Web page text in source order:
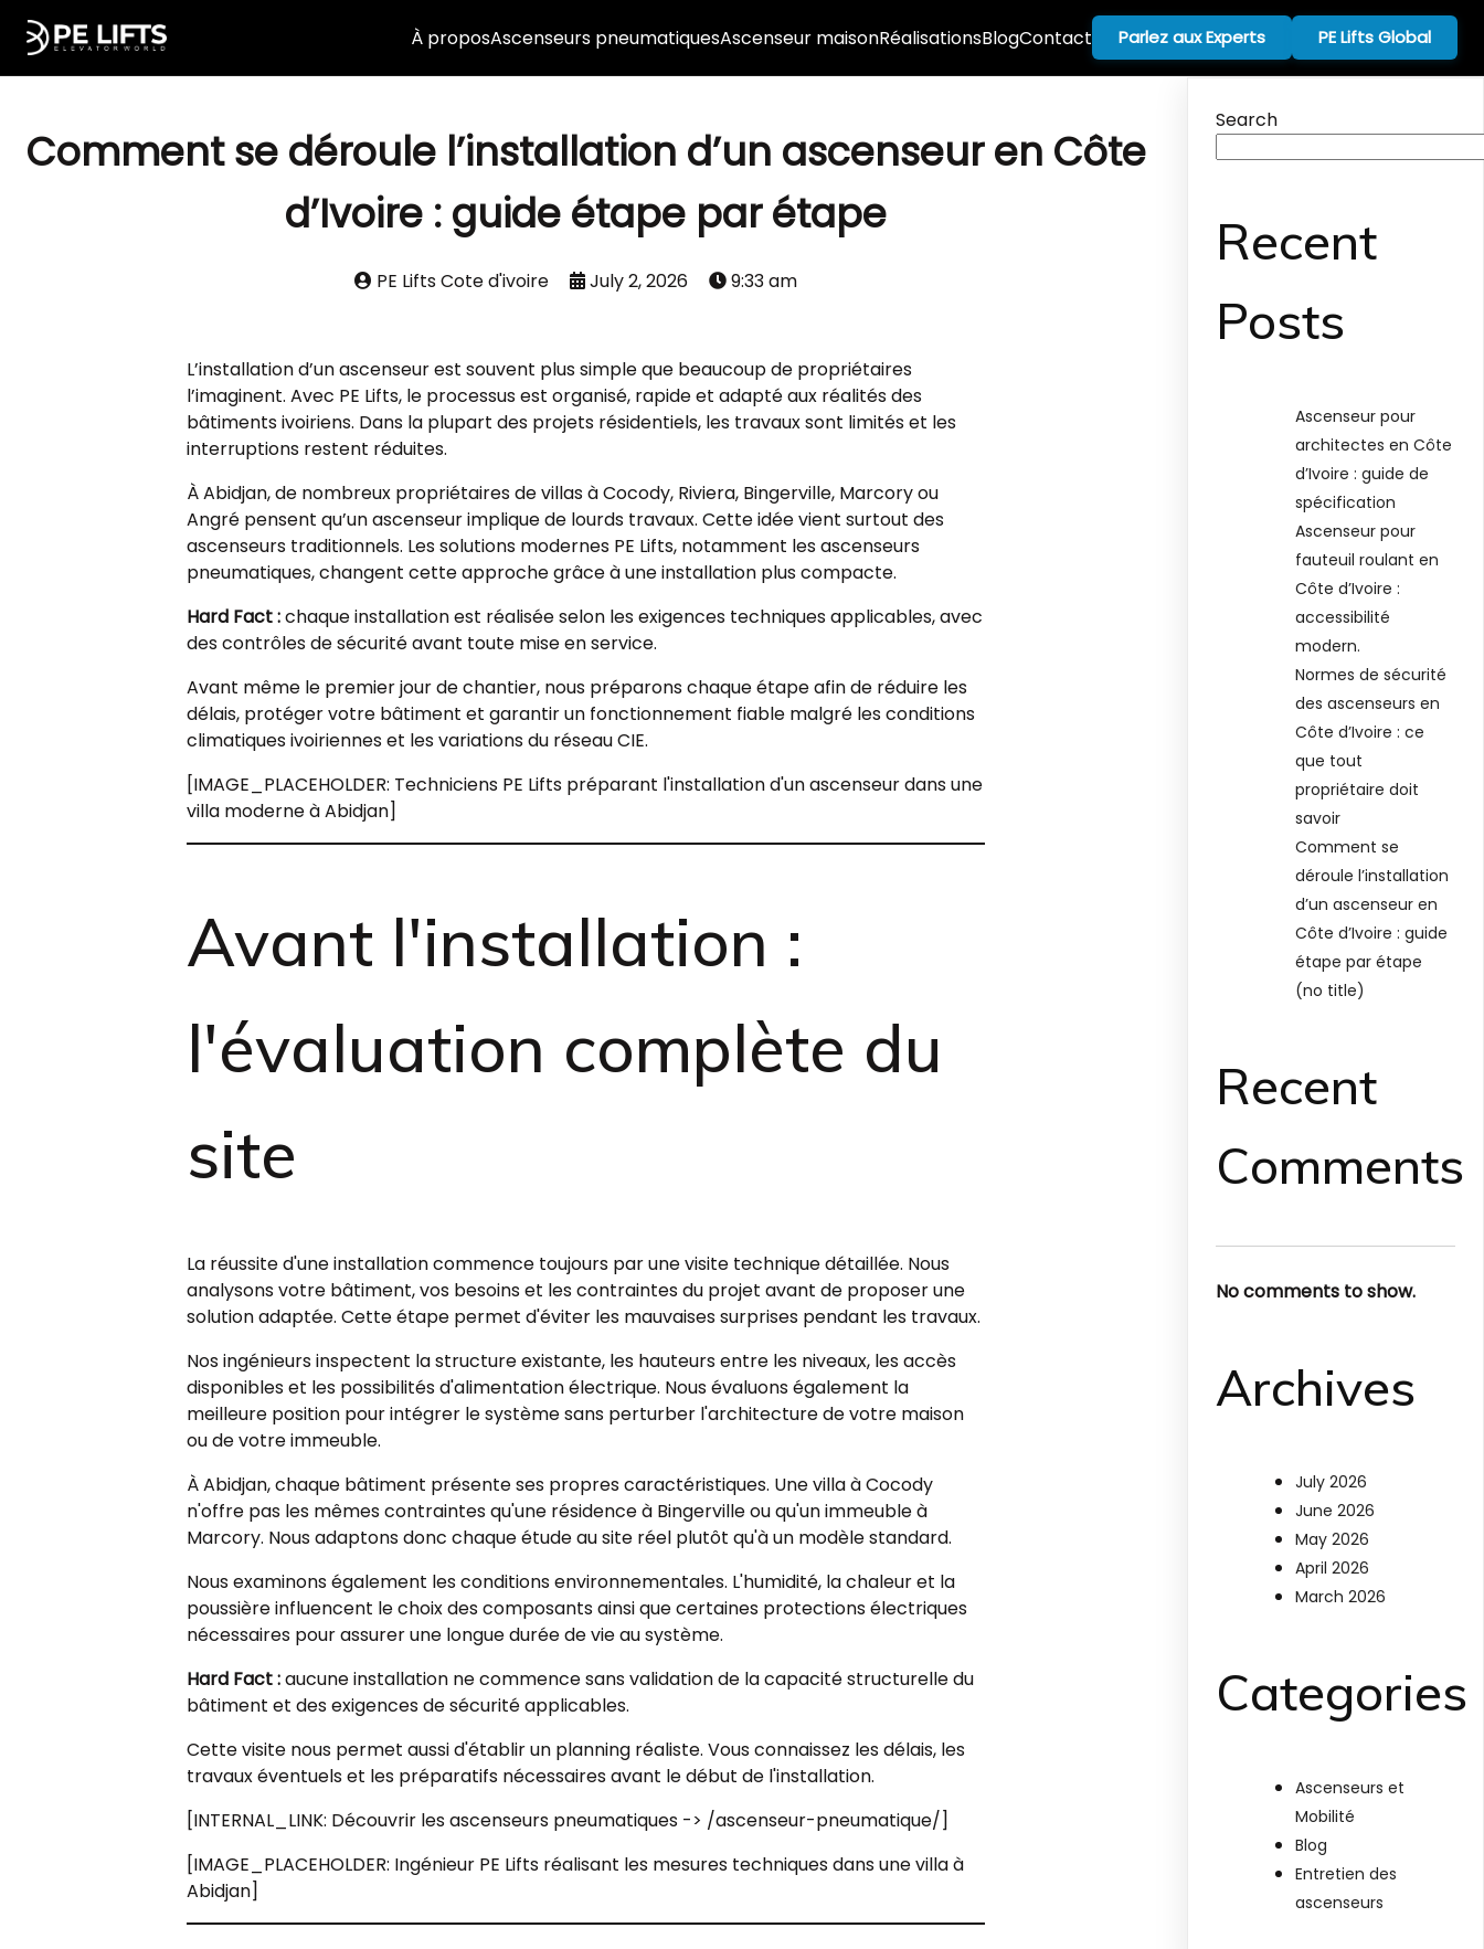
À proposAscenseurs pneumatiquesAscenseur maisonRéalisationsBlogContact Parlez aux Experts PE Lifts Global
Comment se déroule l’installation d’un ascenseur en Côte
d’Ivoire : guide étape par étape
PE Lifts Cote d'ivoire July 2, 2026 9:33 am
L’installation d’un ascenseur est souvent plus simple que beaucoup de propriétaires
l’imaginent. Avec PE Lifts, le processus est organisé, rapide et adapté aux réalités des
bâtiments ivoiriens. Dans la plupart des projets résidentiels, les travaux sont limités et les
interruptions restent réduites.
À Abidjan, de nombreux propriétaires de villas à Cocody, Riviera, Bingerville, Marcory ou
Angré pensent qu’un ascenseur implique de lourds travaux. Cette idée vient surtout des
ascenseurs traditionnels. Les solutions modernes PE Lifts, notamment les ascenseurs
pneumatiques, changent cette approche grâce à une installation plus compacte.
Hard Fact :chaque installation est réalisée selon les exigences techniques applicables, avec
des contrôles de sécurité avant toute mise en service.
Avant même le premier jour de chantier, nous préparons chaque étape afin de réduire les
délais, protéger votre bâtiment et garantir un fonctionnement fiable malgré les conditions
climatiques ivoiriennes et les variations du réseau CIE.
[IMAGE_PLACEHOLDER: Techniciens PE Lifts préparant l'installation d'un ascenseur dans une
villa moderne à Abidjan]
Avant l'installation :
l'évaluation complète du
site
La réussite d'une installation commence toujours par une visite technique détaillée. Nous
analysons votre bâtiment, vos besoins et les contraintes du projet avant de proposer une
solution adaptée. Cette étape permet d'éviter les mauvaises surprises pendant les travaux.
Nos ingénieurs inspectent la structure existante, les hauteurs entre les niveaux, les accès
disponibles et les possibilités d'alimentation électrique. Nous évaluons également la
meilleure position pour intégrer le système sans perturber l'architecture de votre maison
ou de votre immeuble.
À Abidjan, chaque bâtiment présente ses propres caractéristiques. Une villa à Cocody
n'offre pas les mêmes contraintes qu'une résidence à Bingerville ou qu'un immeuble à
Marcory. Nous adaptons donc chaque étude au site réel plutôt qu'à un modèle standard.
Nous examinons également les conditions environnementales. L'humidité, la chaleur et la
poussière influencent le choix des composants ainsi que certaines protections électriques
nécessaires pour assurer une longue durée de vie au système.
Hard Fact :aucune installation ne commence sans validation de la capacité structurelle du
bâtiment et des exigences de sécurité applicables.
Cette visite nous permet aussi d'établir un planning réaliste. Vous connaissez les délais, les
travaux éventuels et les préparatifs nécessaires avant le début de l'installation.
[INTERNAL_LINK: Découvrir les ascenseurs pneumatiques -> /ascenseur-pneumatique/]
[IMAGE_PLACEHOLDER: Ingénieur PE Lifts réalisant les mesures techniques dans une villa à
Abidjan]
Search
Recent
Posts
Ascenseur pour
architectes en Côte
d’Ivoire : guide de
spécification
Ascenseur pour
fauteuil roulant en
Côte d’Ivoire :
accessibilité
modern.
Normes de sécurité
des ascenseurs en
Côte d’Ivoire : ce
que tout
propriétaire doit
savoir
Comment se
déroule l’installation
d’un ascenseur en
Côte d’Ivoire : guide
étape par étape
(no title)
Recent
Comments
No comments to show.
Archives
July 2026
June 2026
May 2026
April 2026
March 2026
Categories
Ascenseurs et
Mobilité
Blog
Entretien des
ascenseurs